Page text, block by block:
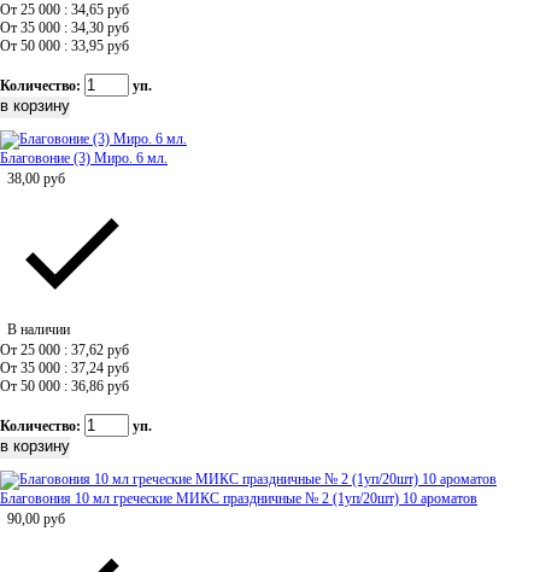
От 25 000 : 34,65 руб
От 35 000 : 34,30 руб
От 50 000 : 33,95 руб
Количество: уп.
Благовоние (3) Миро. 6 мл.
38,00 руб
В наличии
От 25 000 : 37,62 руб
От 35 000 : 37,24 руб
От 50 000 : 36,86 руб
Количество: уп.
Благовония 10 мл греческие МИКС праздничные № 2 (1уп/20шт) 10 ароматов
90,00 руб